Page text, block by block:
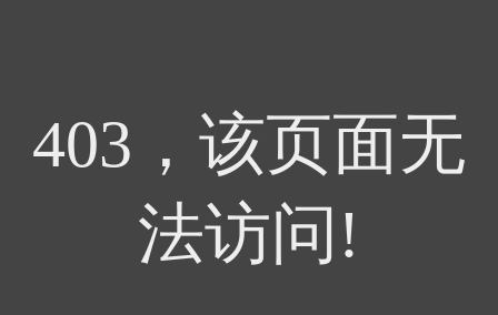
403，该页面无
法访问!